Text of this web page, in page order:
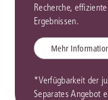
Recherche,
Ergebnissen.
Mehr
*Verfügbarkeit der
Separates Angebot